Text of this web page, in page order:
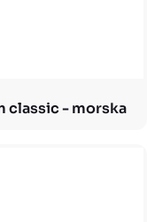
classic - morska